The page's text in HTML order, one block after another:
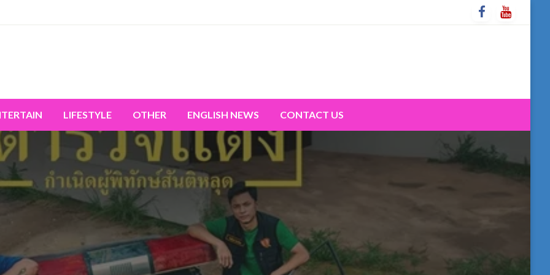
LIFESTYLE OTHER ENGLISH NEWS CONTACT US